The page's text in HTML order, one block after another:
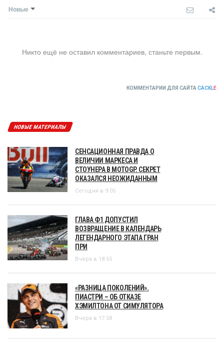
Новые
Никто ещё не оставил комментариев, станьте первым.
КОММЕНТАРИИ ДЛЯ САЙТА CACKLE
НОВЫЕ МАТЕРИАЛЫ
СЕНСАЦИОННАЯ ПРАВДА О
ВЕЛИЧИИ МАРКЕСА И
СТОУНЕРА В MOTOGP. СЕКРЕТ
ОКАЗАЛСЯ НЕОЖИДАННЫМ
Сегодня в 9:05
ГЛАВА Ф1 ДОПУСТИЛ
ВОЗВРАЩЕНИЕ В КАЛЕНДАРЬ
ЛЕГЕНДАРНОГО ЭТАПА ГРАН
ПРИ
Вчера в 18:55
«РАЗНИЦА ПОКОЛЕНИЙ».
ПИАСТРИ – ОБ ОТКАЗЕ
ХЭМИЛТОНА ОТ СИМУЛЯТОРА
Вчера в 17:58